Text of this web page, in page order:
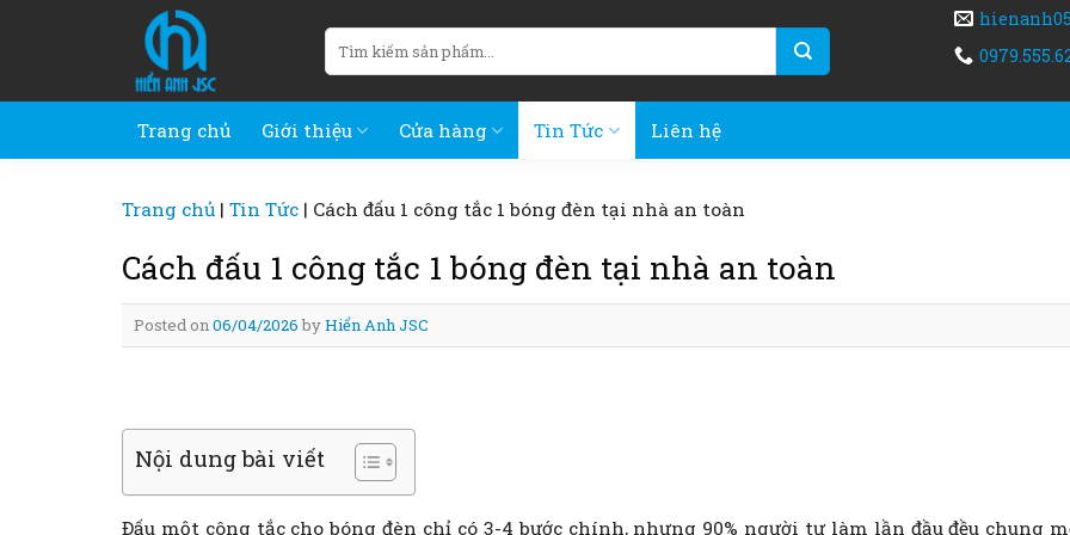
Tìm
kiếm:
Trang chủ Giới thiệu Cửa hàng Tin Tức Liên hệ
Trang chủ | Tin Tức | Cách đấu 1 công tắc 1 bóng đèn tại nhà an toàn
Cách đấu 1 công tắc 1 bóng đèn tại nhà an toàn
Posted on06/04/2026 byHiển Anh JSC
Nội dung bài viết
Đấu một công tắc cho bóng đèn chỉ có 3-4 bước chính, nhưng 90% người tự làm lần đầu đều chung